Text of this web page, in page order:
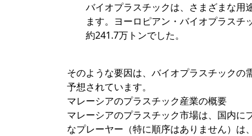
バイオプラスチックは、さまざまな用
ます。ヨーロピアン・バイオプラス
約241.7万トンでした。
そのような要因は、バイオプラスチックの
予想されています。
マレーシアのプラスチック産業の概要
マレーシアのプラスチック市場は、国内
なプレーヤー（特に順序はありません）